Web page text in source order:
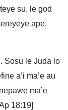
su, le god
ape,
Sosu le Juda lo
a’i ma’e au
ma’e
18:19]